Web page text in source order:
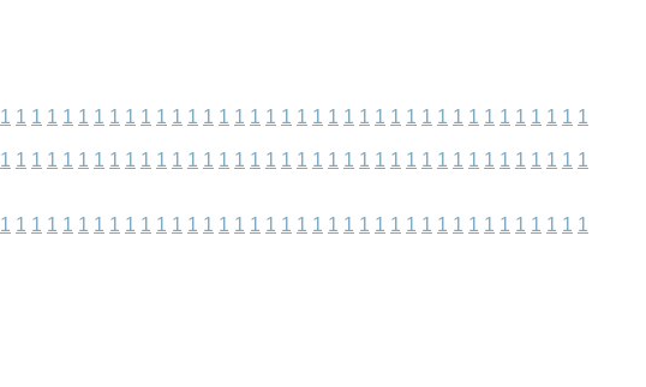
1 1 1 1 1 1 1 1 1 1 1 1 1 1 1 1 1 1 1 1 1 1 1 1 1 1 1 1 1 1 1 1 1 1 1 1 1 1
1 1 1 1 1 1 1 1 1 1 1 1 1 1 1 1 1 1 1 1 1 1 1 1 1 1 1 1 1 1 1 1 1 1 1 1 1 1
1 1 1 1 1 1 1 1 1 1 1 1 1 1 1 1 1 1 1 1 1 1 1 1 1 1 1 1 1 1 1 1 1 1 1 1 1 1